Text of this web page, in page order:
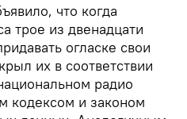
что когда
трое из двенадцати
огласке свои
их в соответствии
радио
кодексом и законом